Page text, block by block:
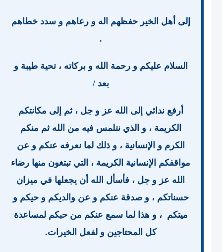
إلى أهل الخير حفظهم اله و رعاهم و سدد خطاهم
.
السلام عليكم و رحمة الله و بركاته ، تحية طيبة و
بعد /
أرفع ندائي إلى الله عز و جل ، ثم إلى مكانتكم
الكريمة ، و الذي نتلمس فيه من الله ثم منكم
الكرم و الإنسانية ، و ذلك لما نعرفه عنكم و عن
مواقفكم الإنسانية الكريمة ، التي تبتغون منها رضاء
الله عز و جل ، فأسأل الله أن يجعلها في ميزان
حسناتكم ، و صدقة عنكم و عن والديكم و حيكم و
ميتكم ، و هذا لما سمع عنكم من حبكم لمساعدة
كل المحتاجين و لفعل الخيرات.